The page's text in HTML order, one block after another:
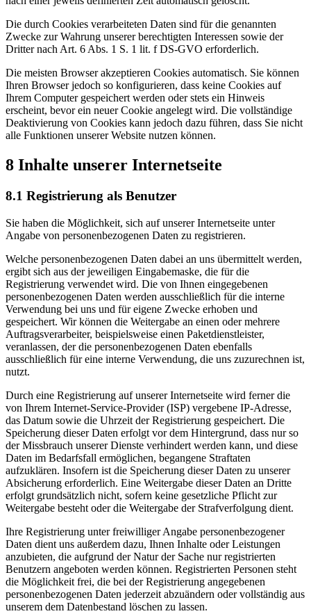
Die durch Cookies verarbeiteten Daten sind für die genannten
Zwecke zur Wahrung unserer berechtigten Interessen sowie der
Dritter nach Art. 6 Abs. 1 S. 1 lit. f DS-GVO erforderlich.
Die meisten Browser akzeptieren Cookies automatisch. Sie können
Ihren Browser jedoch so konfigurieren, dass keine Cookies auf
Ihrem Computer gespeichert werden oder stets ein Hinweis
erscheint, bevor ein neuer Cookie angelegt wird. Die vollständige
Deaktivierung von Cookies kann jedoch dazu führen, dass Sie nicht
alle Funktionen unserer Website nutzen können.
8 Inhalte unserer Internetseite
8.1 Registrierung als Benutzer
Sie haben die Möglichkeit, sich auf unserer Internetseite unter
Angabe von personenbezogenen Daten zu registrieren.
Welche personenbezogenen Daten dabei an uns übermittelt werden,
ergibt sich aus der jeweiligen Eingabemaske, die für die
Registrierung verwendet wird. Die von Ihnen eingegebenen
personenbezogenen Daten werden ausschließlich für die interne
Verwendung bei uns und für eigene Zwecke erhoben und
gespeichert. Wir können die Weitergabe an einen oder mehrere
Auftragsverarbeiter, beispielsweise einen Paketdienstleister,
veranlassen, der die personenbezogenen Daten ebenfalls
ausschließlich für eine interne Verwendung, die uns zuzurechnen ist,
nutzt.
Durch eine Registrierung auf unserer Internetseite wird ferner die
von Ihrem Internet-Service-Provider (ISP) vergebene IP-Adresse,
das Datum sowie die Uhrzeit der Registrierung gespeichert. Die
Speicherung dieser Daten erfolgt vor dem Hintergrund, dass nur so
der Missbrauch unserer Dienste verhindert werden kann, und diese
Daten im Bedarfsfall ermöglichen, begangene Straftaten
aufzuklären. Insofern ist die Speicherung dieser Daten zu unserer
Absicherung erforderlich. Eine Weitergabe dieser Daten an Dritte
erfolgt grundsätzlich nicht, sofern keine gesetzliche Pflicht zur
Weitergabe besteht oder die Weitergabe der Strafverfolgung dient.
Ihre Registrierung unter freiwilliger Angabe personenbezogener
Daten dient uns außerdem dazu, Ihnen Inhalte oder Leistungen
anzubieten, die aufgrund der Natur der Sache nur registrierten
Benutzern angeboten werden können. Registrierten Personen steht
die Möglichkeit frei, die bei der Registrierung angegebenen
personenbezogenen Daten jederzeit abzuändern oder vollständig aus
unserem dem Datenbestand löschen zu lassen.